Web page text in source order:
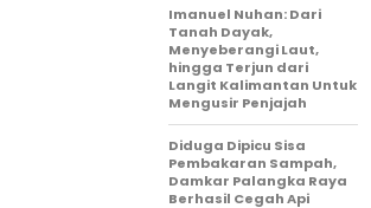
Imanuel Nuhan: Dari
Tanah Dayak,
Menyeberangi Laut,
hingga Terjun dari
Langit Kalimantan Untuk
Mengusir Penjajah
Diduga Dipicu Sisa
Pembakaran Sampah,
Damkar Palangka Raya
Berhasil Cegah Api